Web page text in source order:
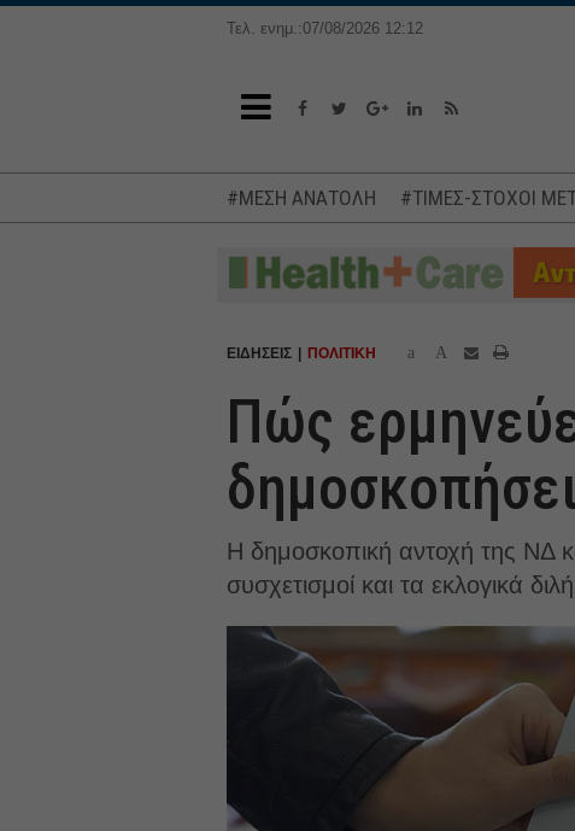
Τελ. ενημ.:07/08/2026 12:12
#ΜΕΣΗ ΑΝΑΤΟΛΗ #ΤΙΜΕΣ-ΣΤΟΧΟΙ
ΕΙΔΗΣΕΙΣ ΠΟΛΙΤΙΚΗ a A
Πώς
Η δημοσκοπική αντοχή της ΝΔ
συσχετισμοί και τα εκλογικά